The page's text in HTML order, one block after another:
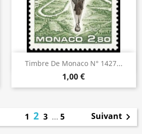
Timbre De Monaco N° 1427...
1,00 €
Aperçu rapide
1 2 3 … 5 Suivant